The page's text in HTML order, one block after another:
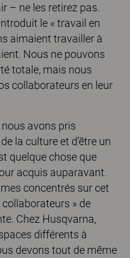
– ne les retirez pas.
le « travail en
aimaient travailler à
Nous ne pouvons
totale, mais nous
collaborateurs en leur
avons pris
la culture et d’être un
quelque chose que
acquis auparavant.
concentrés sur cet
collaborateurs » de
Chez Husqvarna,
différents à
devons tout de même